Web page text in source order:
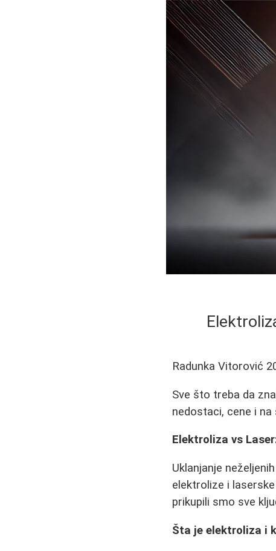
Radunka Vitorović
Sve što treba da
nedostaci, cene i
Elektroliza vs
Uklanjanje
elektrolize i
prikupili smo sve
Šta je elektroliza i